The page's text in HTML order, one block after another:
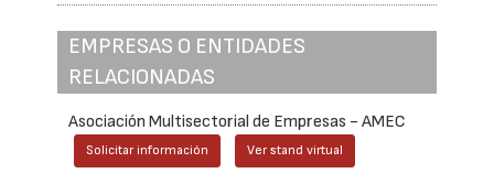
EMPRESAS O ENTIDADES
RELACIONADAS
Asociación Multisectorial de Empresas - AMEC
Solicitar información Ver stand virtual